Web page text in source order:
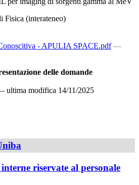
Fisica (interateneo)
- APULIA SPACE.pdf —
delle domande
ultima modifica 14/11/2025
riservate al personale